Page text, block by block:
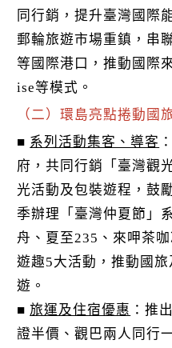
同行銷，提升臺灣國際
郵輪旅遊市場重鎮，串
等國際港口，推動國際
ise等模式。
（二）環島亮點捲動國
■ 系列活動集客、導客
府，共同行銷「臺灣觀
光活動及包裝遊程，鼓
季辦理「臺灣仲夏節」
舟、夏至235、來呷茶
遊趣5大活動，推動國
遊。
■旅運及住宿優惠 ：推
證半價、觀巴兩人同行